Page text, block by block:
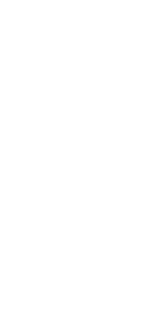
אריכות חיים היא